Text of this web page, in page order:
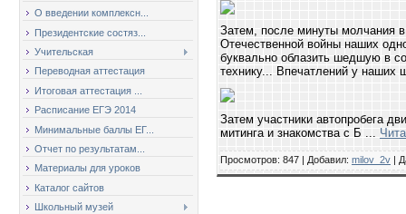
О введении комплексн...
Президентские состяз...
Учительская
Переводная аттестация
Итоговая аттестация ...
Расписание ЕГЭ 2014
Минимальные баллы ЕГ...
Отчет по результатам...
Материалы для уроков
Каталог сайтов
Школьный музей
Затем, после минуты молчания
Отечественной войны наших
буквально облазить шедшую в
технику... Впечатлений у наших
Затем участники автопробега
митинга и знакомства с Б
Просмотров: 847 | Добавил: milov_2v |